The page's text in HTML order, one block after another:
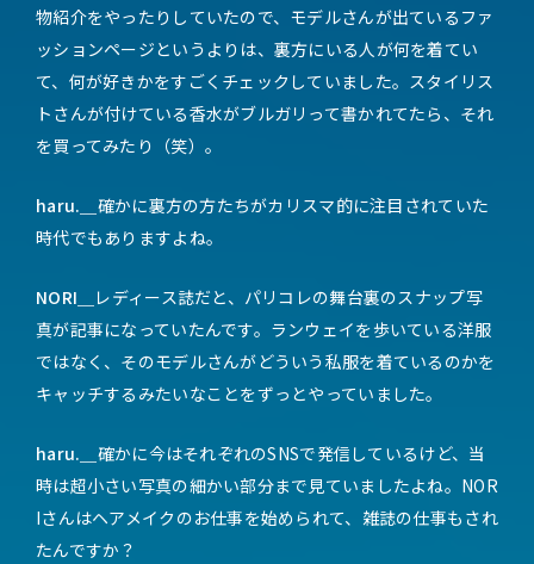
物紹介をやったりしていたので、モデルさんが出ているファ
ッションページというよりは、裏方にいる人が何を着てい
て、何が好きかをすごくチェックしていました。スタイリス
トさんが付けている香水がブルガリって書かれてたら、それ
を買ってみたり（笑）。
haru.＿ 確かに裏方の方たちがカリスマ的に注目されていた
時代でもありますよね。
NORI＿
レディース誌だと、パリコレの舞台裏のスナップ写
真が記事になっていたんです。ランウェイを歩いている洋服
ではなく、そのモデルさんがどういう私服を着ているのかを
キャッチするみたいなことをずっとやっていました。
haru.＿ 確かに今はそれぞれのSNSで発信しているけど、当
時は超小さい写真の細かい部分まで見ていましたよね。NOR
Iさんはヘアメイクのお仕事を始められて、雑誌の仕事もされ
たんですか？